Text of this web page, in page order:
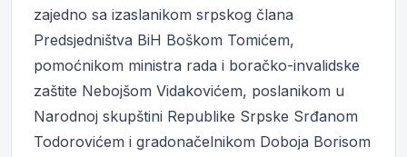
zajedno sa izaslanikom srpskog člana
Predsjedništva BiH Boškom Tomićem,
pomoćnikom ministra rada i boračko-invalidske
zaštite Nebojšom Vidakovićem, poslanikom u
Narodnoj skupštini Republike Srpske Srđanom
Todorovićem i gradonačelnikom Doboja Borisom